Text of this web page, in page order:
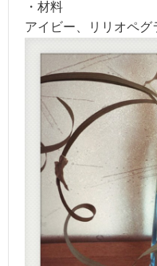
・材料
アイビー、リリオペ